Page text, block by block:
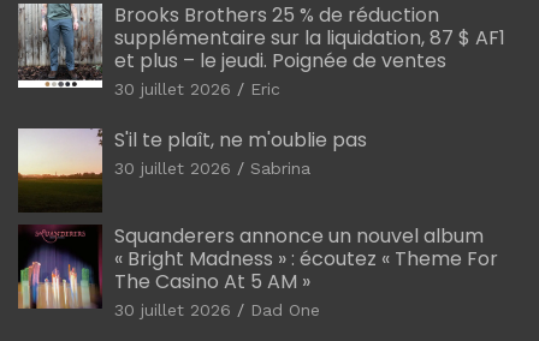
Brooks Brothers 25 % de réduction
supplémentaire sur la liquidation, 87 $ AF1
et plus – le jeudi. Poignée de ventes
30 juillet 2026 Eric
S'il te plaît, ne m'oublie pas
30 juillet 2026 Sabrina
Squanderers annonce un nouvel album
« Bright Madness » : écoutez « Theme For
The Casino At 5 AM »
30 juillet 2026 Dad One